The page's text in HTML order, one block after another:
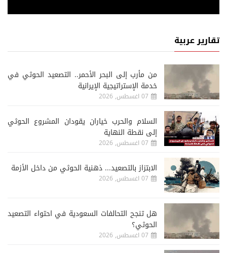
تقارير عربية
من مأرب إلى البحر الأحمر.. التصعيد الحوثي في
خدمة الإستراتيجية الإيرانية
07 اغسطس, 2026
السلام والحرب خياران يقودان المشروع الحوثي
إلى نقطة النهاية
07 اغسطس, 2026
الابتزاز بالتصعيد... ذهنية الحوثي من داخل الأزمة
07 اغسطس, 2026
هل تنجح التحالفات السعودية في احتواء التصعيد
الحوثي؟
07 اغسطس, 2026